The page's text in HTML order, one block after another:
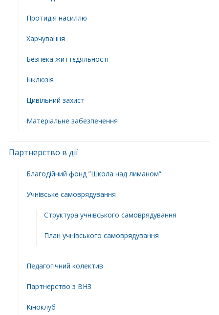
Протидія насиллю
Харчування
Безпека життєдяльності
Інклюзія
Цивільний захист
Матеріальне забезпечення
Партнерство в дії
Благодійний фонд ”Школа над лиманом”
Учнівське самоврядування
Структура учнiвського самоврядування
План учнiвського самоврядування
Педагогічний колектив
Партнерство з ВНЗ
Кіноклуб